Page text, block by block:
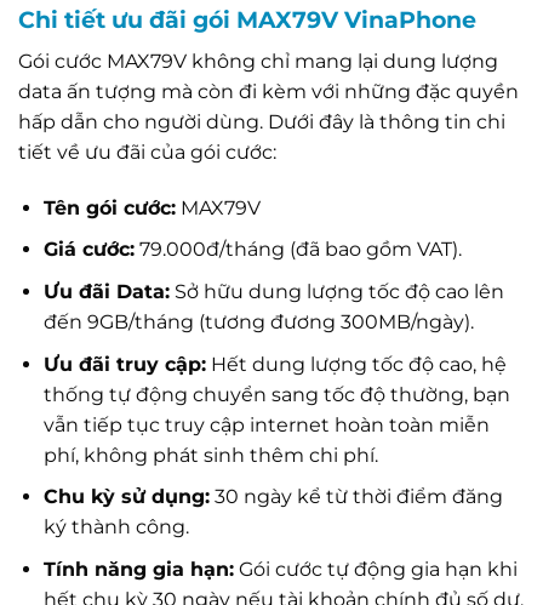
Chi tiết ưu đãi gói MAX79V VinaPhone
Gói cước MAX79V không chỉ mang lại dung lượng
data ấn tượng mà còn đi kèm với những đặc quyền
hấp dẫn cho người dùng. Dưới đây là thông tin chi
tiết về ưu đãi của gói cước:
Tên gói cước:MAX79V
Giá cước:79.000đ/tháng (đã bao gồm VAT).
Ưu đãi Data:Sở hữu dung lượng tốc độ cao lên
đến 9GB/tháng (tương đương 300MB/ngày).
Ưu đãi truy cập:Hết dung lượng tốc độ cao, hệ
thống tự động chuyển sang tốc độ thường, bạn
vẫn tiếp tục truy cập internet hoàn toàn miễn
phí, không phát sinh thêm chi phí.
Chu kỳ sử dụng:30 ngày kể từ thời điểm đăng
ký thành công.
Tính năng gia hạn:Gói cước tự động gia hạn khi
hết chu kỳ 30 ngày nếu tài khoản chính đủ số dư.